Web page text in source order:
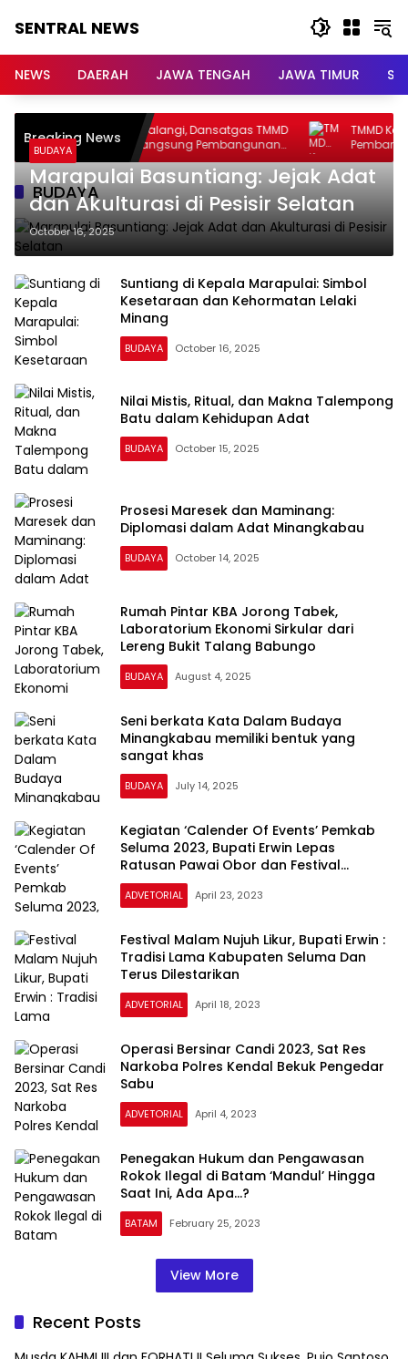
SENTRAL NEWS
NEWS
NEWS DAERAH JAWA TENGAH JAWA TIMUR
Breaking News
Terik Tak Menghalangi, Dansatgas TMMD
Ke-129 Tinjau Langsung Pembangunan
Drainase Modern
TMMD Ke-129
Pembangunan,
Area Kesongo
BUDAYA
BUDAYA
Marapulai Basuntiang: Jejak Adat
dan Akulturasi di Pesisir Selatan
October 16, 2025
Suntiang di Kepala Marapulai: Simbol
Kesetaraan dan Kehormatan Lelaki
Minang
BUDAYA October 16, 2025
Nilai Mistis, Ritual, dan Makna Talempong
Batu dalam Kehidupan Adat
BUDAYA October 15, 2025
Prosesi Maresek dan Maminang:
Diplomasi dalam Adat Minangkabau
BUDAYA October 14, 2025
Rumah Pintar KBA Jorong Tabek,
Laboratorium Ekonomi Sirkular dari
Lereng Bukit Talang Babungo
BUDAYA August 4, 2025
Seni berkata Kata Dalam Budaya
Minangkabau memiliki bentuk yang
sangat khas
BUDAYA July 14, 2025
Kegiatan ‘Calender Of Events’ Pemkab
Seluma 2023, Bupati Erwin Lepas
Ratusan Pawai Obor dan Festival
Sekujang
ADVETORIAL April 23, 2023
Festival Malam Nujuh Likur, Bupati Erwin :
Tradisi Lama Kabupaten Seluma Dan
Terus Dilestarikan
ADVETORIAL April 18, 2023
Operasi Bersinar Candi 2023, Sat Res
Narkoba Polres Kendal Bekuk Pengedar
Sabu
ADVETORIAL April 4, 2023
Penegakan Hukum dan Pengawasan
Rokok Ilegal di Batam ‘Mandul’ Hingga
Saat Ini, Ada Apa…?
BATAM February 25, 2023
View More
Recent Posts